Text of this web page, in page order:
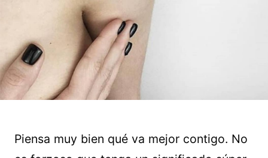
Piensa muy bien qué va mejor contigo. No